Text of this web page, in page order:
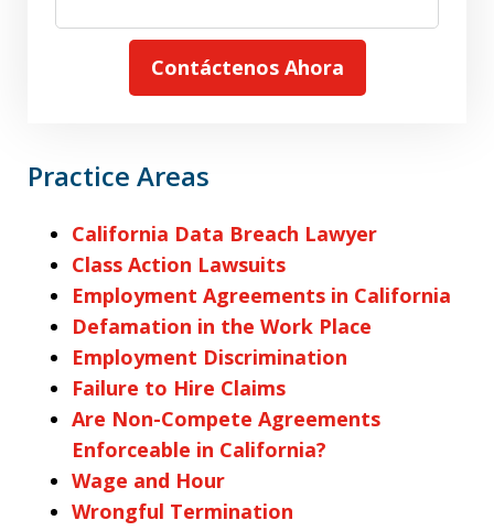
Contáctenos Ahora
Practice Areas
California Data Breach Lawyer
Class Action Lawsuits
Employment Agreements in California
Defamation in the Work Place
Employment Discrimination
Failure to Hire Claims
Are Non-Compete Agreements
Enforceable in California?
Wage and Hour
Wrongful Termination